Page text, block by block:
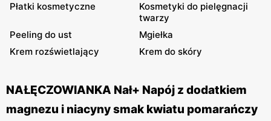
Płatki kosmetyczne
Kosmetyki do pielęgnacji
twarzy
Peeling do ust
Mgiełka
Krem rozświetlający
Krem do skóry
NAŁĘCZOWIANKA Nał+ Napój z dodatkiem
magnezu i niacyny smak kwiatu pomarańczy